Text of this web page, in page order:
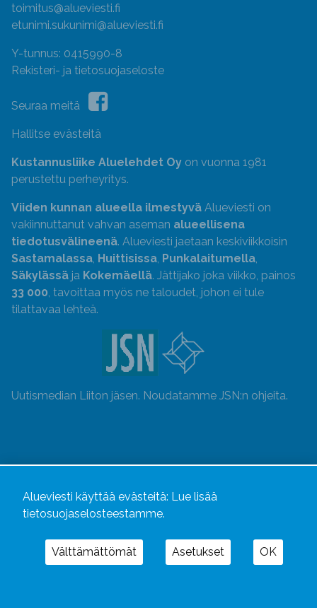
toimitus@alueviesti.fi
etunimi.sukunimi@alueviesti.fi
Y-tunnus: 0415990-8
Rekisteri- ja tietosuojaseloste
Seuraa meitä
Hallitse evästeitä
Kustannusliike Aluelehdet Oy on vuonna 1981
perustettu perheyritys.
Viiden kunnan alueella ilmestyvä Alueviesti on
vakiinnuttanut vahvan aseman alueellisena
tiedotusvälineenä. Alueviesti jaetaan keskiviikkoisin
Sastamalassa, Huittisissa, Punkalaitumella,
Säkylässä ja Kokemäellä. Jättijako joka viikko, painos
33 000, tavoittaa myös ne taloudet, johon ei tule
tilattavaa lehteä.
Uutismedian Liiton jäsen. Noudatamme JSN:n ohjeita.
Alueviesti käyttää evästeitä: Lue lisää
tietosuojaselosteestamme.
Välttämättömät Asetukset OK